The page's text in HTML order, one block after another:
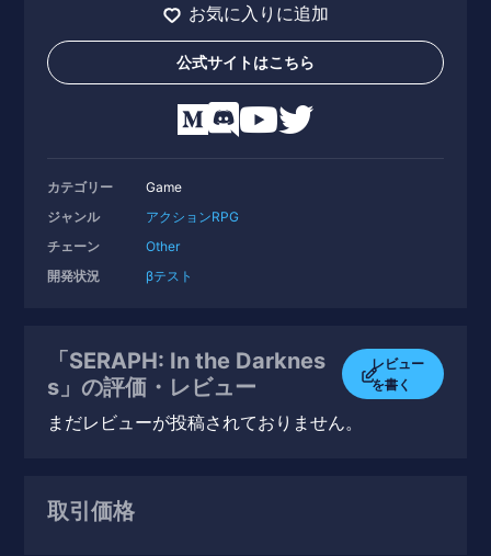
お気に入りに追加
公式サイトはこちら
カテゴリー
Game
ジャンル
アクションRPG
チェーン
Other
開発状況
βテスト
「SERAPH: In the Darknes
s」の評価・レビュー
レビュー
を書く
まだレビューが投稿されておりません。
取引価格